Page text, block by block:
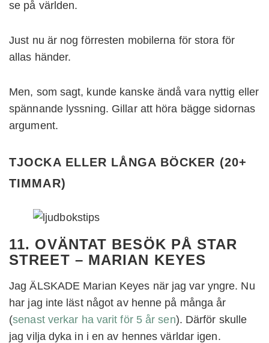
se på världen.
Just nu är nog förresten mobilerna för stora för
allas händer.
Men, som sagt, kunde kanske ändå vara nyttig eller
spännande lyssning. Gillar att höra bägge sidornas
argument.
TJOCKA ELLER LÅNGA BÖCKER (20+
TIMMAR)
11. OVÄNTAT BESÖK PÅ STAR
STREET – MARIAN KEYES
Jag ÄLSKADE Marian Keyes när jag var yngre. Nu
har jag inte läst något av henne på många år
(senast verkar ha varit för 5 år sen). Därför skulle
jag vilja dyka in i en av hennes världar igen.